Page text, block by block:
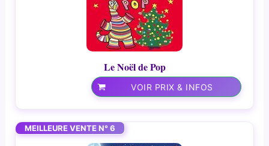
Le Noël de Pop
VOIR PRIX & INFOS
MEILLEURE VENTE N° 6